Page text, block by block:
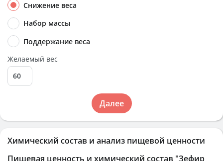
Химический состав и анализ пищевой ценности
Пищевая ценность и химический состав "Зефир
Снижение веса
Набор массы
Поддержание веса
Желаемый вес
Далее